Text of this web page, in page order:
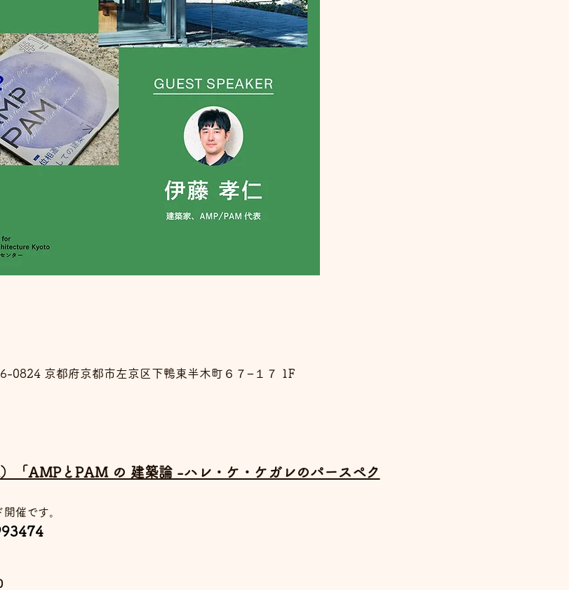
0824 京都府京都市左京区下鴨東半木町６７−１７ 1F
「AMPとPAM の 建築論 -ハレ・ケ・ケガレのパースペク
催です。